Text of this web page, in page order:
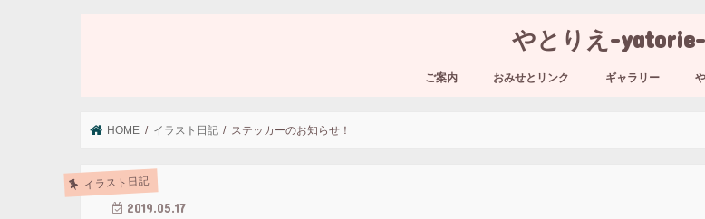
やとりえ-yatorie-
ご案内 おみせとリンク ギャラリー
HOME イラスト日記 ステッカーのお知らせ！
イラスト日記
2019.05.17